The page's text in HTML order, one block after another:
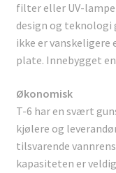
filter eller UV-
design og teknologi
ikke er vanskeligere
plate. Innebygget
Økonomisk
T-6 har en svært
kjølere og
tilsvarende
kapasiteten er